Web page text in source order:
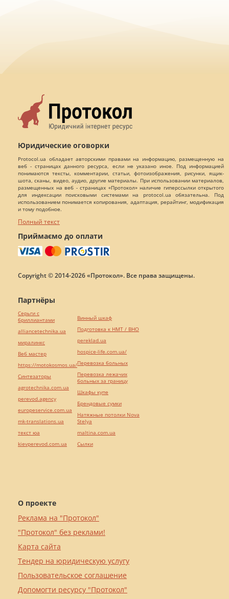
Юридические оговорки
Protocol.ua обладает авторскими правами на информацию, размещенную на
веб - страницах данного ресурса, если не указано иное. Под информацией
понимаются тексты, комментарии, статьи, фотоизображения, рисунки, ящик-
шота, сканы, видео, аудио, другие материалы. При использовании материалов,
размещенных на веб - страницах «Протокол» наличие гиперссылки открытого
для индексации поисковыми системами на protocol.ua обязательна. Под
использованием понимается копирования, адаптация, рерайтинг, модификация
и тому подобное.
Полный текст
Приймаємо до оплати
Copyright © 2014-2026 «Протокол». Все права защищены.
О проекте
Реклама на "Протокол"
"Протокол" без реклами!
Карта сайта
Тендер на юридическую услугу
Пользовательское соглашение
Допомогти ресурсу "Протокол"
Партнёры
Серьги с
бриллиантами
alliancetechnika.ua
миралинкс
Веб мастер
https://motokosmos.ua/
Синтезаторы
agrotechnika.com.ua
perevod.agency
europeservice.com.ua
mk-translations.ua
текст юа
kievperevod.com.ua
Винный шкаф
Подготовка к НМТ / ВНО
pereklad.ua
hospice-life.com.ua/
Перевозка больных
Перевозка лежачих
больных за границу
Шкафы купе
Брендовые сумки
Натяжные потолки Nova
Stelya
maltina.com.ua
Cылки